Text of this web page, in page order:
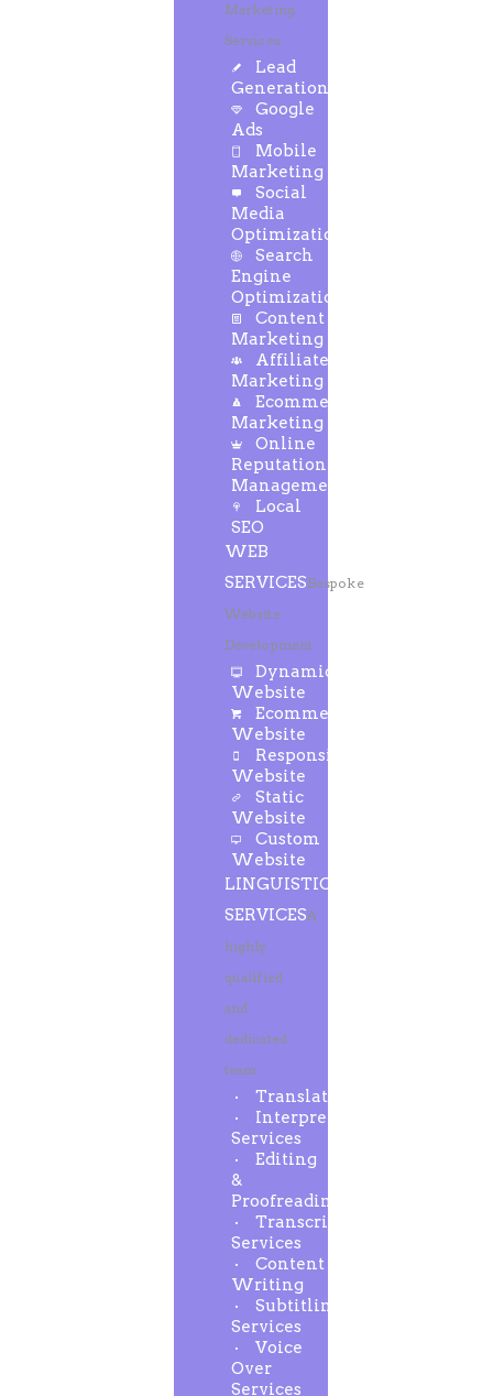
Marketing
Services
Lead
Generation
Google
Ads
Mobile
Marketing
Social
Media
Optimization
Search
Engine
Optimization
Content
Marketing
Affiliate
Marketing
Ecommerce
Marketing
Online
Reputation
Management
Local
SEO
WEB
SERVICESBespoke
Website
Development
Dynamic
Website
Ecommerce
Website
Responsive
Website
Static
Website
Custom
Website
LINGUISTIC
SERVICESA
highly
qualified
and
dedicated
team
Translation
Interpreting
Services
Editing
&
Proofreading
Transcription
Services
Content
Writing
Subtitling
Services
Voice
Over
Services